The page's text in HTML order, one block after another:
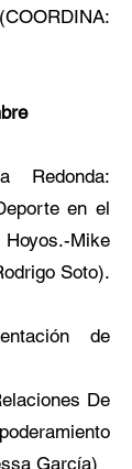
Redonda:
en el
Mike
Soto).
de
De
García)